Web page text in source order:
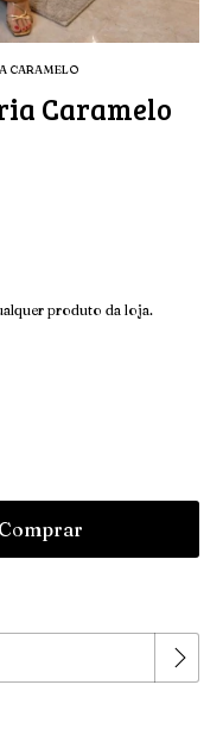
CARAMELO
Caramelo
produto da loja.